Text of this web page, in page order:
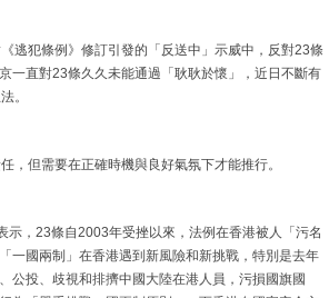
逃犯條例》修訂引發的「反送中」示威中，反對23條
一直對23條久久未能通過「耿耿於懷」，近日不斷有
。
，但需要在正確時機與良好氣氛下才能推行。
，23條自2003年受挫以來，法例在香港被人「污名
一國兩制」在香港遇到新風險和新挑戰，特別是去年
公投、歧視和排擠中國大陸在港人員，污損國旗國